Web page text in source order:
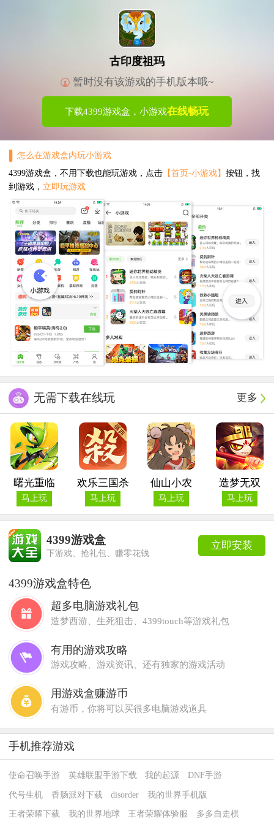
古印度祖玛
暂时没有该游戏的手机版本哦~
下载4399游戏盒，小游戏在线畅玩
怎么在游戏盒内玩小游戏
4399游戏盒，不用下载也能玩游戏，点击【首页-小游戏】 按钮，找
到游戏， 立即玩游戏
更多
无需下载在线玩
曙光重临
马上玩
欢乐三国杀
马上玩
仙山小农
马上玩
造梦无双
马上玩
立即安装
4399游戏盒
下游戏、抢礼包、赚零花钱
4399游戏盒特色
超多电脑游戏礼包
造梦西游、生死狙击、4399touch等游戏礼包
有用的游戏攻略
游戏攻略、游戏资讯、还有独家的游戏活动
用游戏盒赚游币
有游币，你将可以买很多电脑游戏道具
手机推荐游戏
使命召唤手游 英雄联盟手游下载 我的起源 DNF手游
代号生机 香肠派对下载 disorder 我的世界手机版
王者荣耀下载 我的世界地球 王者荣耀体验服 多多自走棋